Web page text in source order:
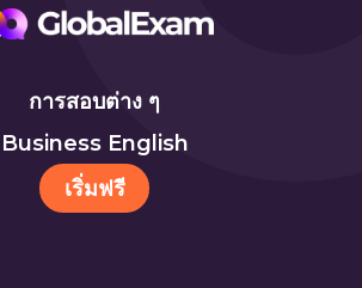
การสอบต่าง ๆ
Business English
เริ่มฟรี